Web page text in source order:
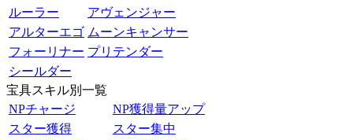
ルーラー
アヴェンジャー
アルターエゴ ムーンキャンサー
フォーリナー プリテンダー
シールダー
宝具スキル別一覧
NPチャージ
NP獲得量アップ
スター獲得
スター集中